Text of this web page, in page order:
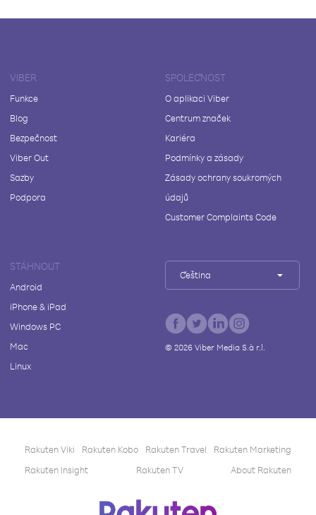
VIBER
Funkce
Blog
Bezpečnost
Viber Out
Sazby
Podpora
SPOLEČNOST
O aplikaci Viber
Centrum značek
Kariéra
Podmínky a zásady
Zásady ochrany soukromých
údajů
Customer Complaints Code
STÁHNOUT
Android
iPhone & iPad
Windows PC
Mac
Linux
Čeština
© 2026Viber Media S.à r.l.
Rakuten Viki Rakuten Kobo Rakuten Travel
Rakuten Marketing
Rakuten Insight
Rakuten TV About Rakuten